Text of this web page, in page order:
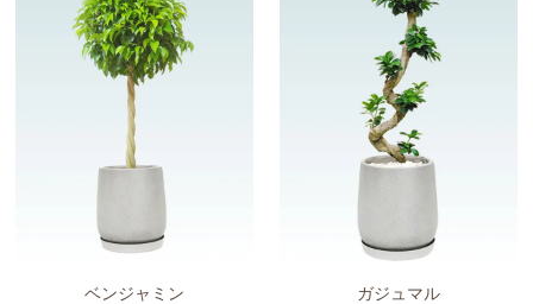
ベンジャミン ガジュマル